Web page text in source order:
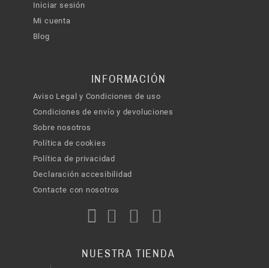
Iniciar sesión
Mi cuenta
Blog
INFORMACIÓN
Aviso Legal y Condiciones de uso
Condiciones de envío y devoluciones
Sobre nosotros
Política de cookies
Política de privacidad
Declaración accesibilidad
Contacte con nosotros
NUESTRA TIENDA